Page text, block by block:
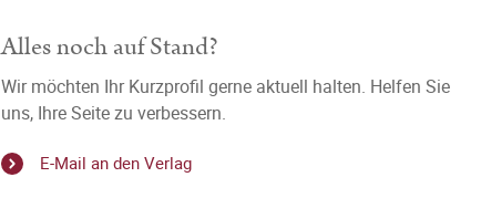
Alles noch auf Stand?
Wir möchten Ihr Kurzprofil gerne aktuell halten. Helfen Sie
uns, Ihre Seite zu verbessern.
E-Mail an den Verlag